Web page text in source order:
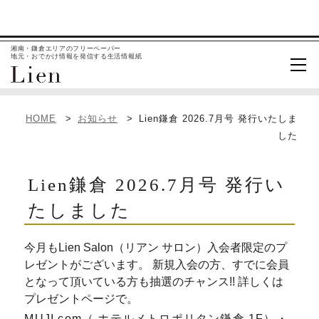
湘南・鎌倉エリアのフリーペーパー
地元・おでかけ情報を発信する生活情報紙
HOME お知らせ
Lien鎌倉 2026.7月号 発行いたしま
した
Lien鎌倉 2026.7月号 発行い
たしました
今月もLien Salon（リアン サロン）入会者限定のプ
レゼントがございます。 新規入会の方、すでに会員
となって頂いている方も抽選のチャンス!! 詳しくは
プレゼントページで。